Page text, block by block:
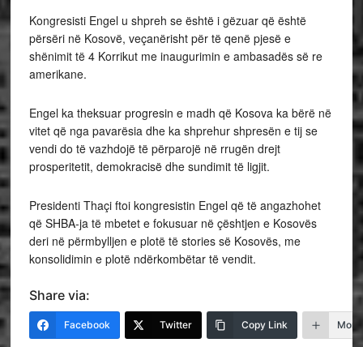
Kongresisti Engel u shpreh se është i gëzuar që është
përsëri në Kosovë, veçanërisht për të qenë pjesë e
shënimit të 4 Korrikut me inaugurimin e ambasadës së re
amerikane.
Engel ka theksuar progresin e madh që Kosova ka bërë në
vitet që nga pavarësia dhe ka shprehur shpresën e tij se
vendi do të vazhdojë të përparojë në rrugën drejt
prosperitetit, demokracisë dhe sundimit të ligjit.
Presidenti Thaçi ftoi kongresistin Engel që të angazhohet
që SHBA-ja të mbetet e fokusuar në çështjen e Kosovës
deri në përmbylljen e plotë të stories së Kosovës, me
konsolidimin e plotë ndërkombëtar të vendit.
Share via:
Facebook Twitter Copy Link More